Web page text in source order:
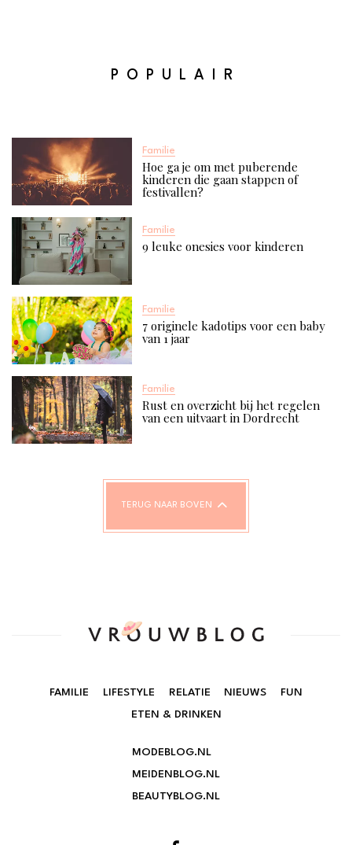
POPULAIR
Familie
Hoe ga je om met puberende
kinderen die gaan stappen of
festivallen?
Familie
9 leuke onesies voor kinderen
Familie
7 originele kadotips voor een baby
van 1 jaar​
Familie
Rust en overzicht bij het regelen
van een uitvaart in Dordrecht
TERUG NAAR BOVEN
FAMILIE LIFESTYLE RELATIE NIEUWS
FUN
ETEN & DRINKEN
MODEBLOG.NL
MEIDENBLOG.NL
BEAUTYBLOG.NL